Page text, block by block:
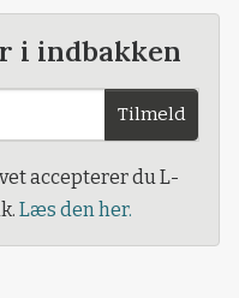
i indbakken
Tilmeld
accepterer du L-
Læs den her.